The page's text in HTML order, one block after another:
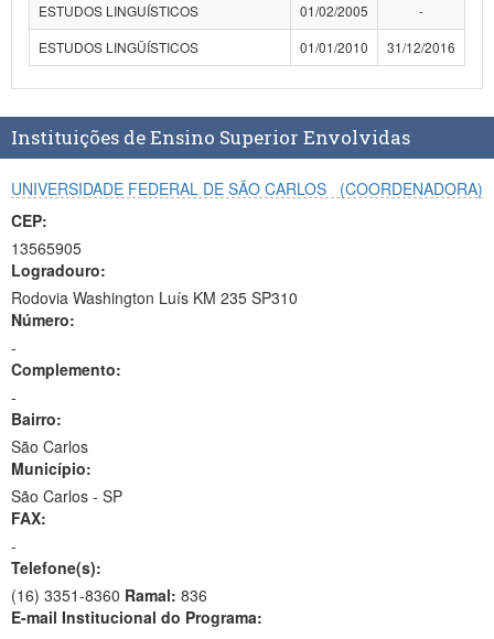
Banco Central do Brasil
Planalto
ESTUDOS LINGUÍSTICOS
01/02/2005
-
ESTUDOS LINGÜÍSTICOS
01/01/2010 31/12/2016
Instituições de Ensino Superior Envolvidas
UNIVERSIDADE FEDERAL DE SÃO CARLOS
(COORDENADORA)
CEP:
13565905
Logradouro:
Rodovia Washington Luís KM 235 SP310
Número:
-
Complemento:
-
Bairro:
São Carlos
Município:
São Carlos - SP
FAX:
-
Telefone(s):
(16) 3351-8360 Ramal: 836
E-mail Institucional do Programa: